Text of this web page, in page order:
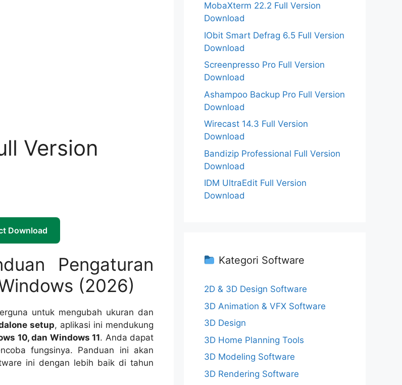
Version
Download
Pengaturan
(2026)
untuk mengubah ukuran dan
setup, aplikasi ini mendukung
10, dan Windows 11. Anda dapat
fungsinya. Panduan ini akan
ini dengan lebih baik di tahun
MobaXterm 22.2 Full Version
Download
IObit Smart Defrag 6.5 Full Version
Download
Screenpresso Pro Full Version
Download
Ashampoo Backup Pro Full Version
Download
Wirecast 14.3 Full Version
Download
Bandizip Professional Full Version
Download
IDM UltraEdit Full Version
Download
Kategori Software
2D & 3D Design Software
3D Animation & VFX Software
3D Design
3D Home Planning Tools
3D Modeling Software
3D Rendering Software